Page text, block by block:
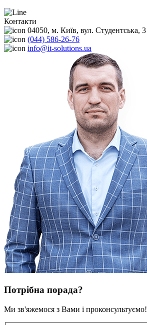
Контакти
04050, м. Київ, вул. Студентська, 3
(044) 586-26-76
info@it-solutions.ua
Потрібна порада?
Ми зв'яжемося з Вами і проконсультуємо!